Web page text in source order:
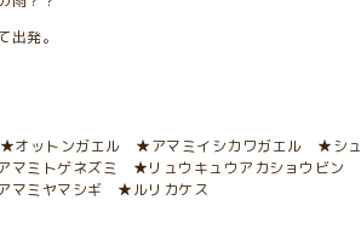
出発。
オットンガエル ★アマミイシカワガエル ★シュ
ミトゲネズミ ★リュウキュウアカショウビン
マミヤマシギ ★ルリカケス